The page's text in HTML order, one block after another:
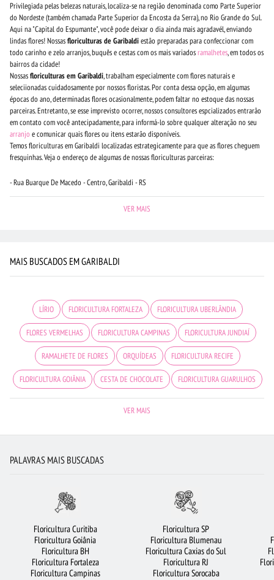
Privilegiada pelas belezas naturais, localiza-se na região denominada como Parte Superior
do Nordeste (também chamada Parte Superior da Encosta da Serra), no Rio Grande do Sul.
Aqui na "Capital do Espumante", você pode deixar o dia ainda mais agradavél, enviando
lindas flores! Nossasfloriculturas de Garibaldiestão preparadas para confeccionar com
todo carinho e zelo arranjos, buquês e cestas com os mais variadosramalhetes, em todos os
bairros da cidade!
Nossasfloriculturas em Garibaldi, trabalham especialmente com flores naturais e
seleciionadas cuidadosamente por nossos floristas. Por conta dessa opção, em algumas
épocas do ano, determinadas flores ocasionalmente, podem faltar no estoque das nossas
parceiras. Entretanto, se esse imprevisto ocorrer, nossos consultores espcializados entrarão
em contato com você antecipadamente, para informá-lo sobre qualquer alteração no seu
arranjo e comunicar quais flores ou itens estarão disponíveis.
Temos floriculturas em Garibaldi localizadas estrategicamente para que as flores cheguem
fresquinhas. Veja o endereço de algumas de nossas floriculturas parceiras:
- Rua Buarque De Macedo - Centro, Garibaldi - RS
VER MAIS
MAIS BUSCADOS EM GARIBALDI
LÍRIO FLORICULTURA FORTALEZA FLORICULTURA UBERLÂNDIA
FLORES VERMELHAS FLORICULTURA CAMPINAS FLORICULTURA JUNDIAÍ
RAMALHETE DE FLORES ORQUÍDEAS FLORICULTURA RECIFE
FLORICULTURA GOIÂNIA CESTA DE CHOCOLATE FLORICULTURA GUARULHOS
FLORICULTURA BELÉM FLORICULTURA SANTOS
FLORICULTURA RJ URSO DE PELÚCIA BUQUÊ DE ROSAS VERMELHAS
FLORES BRANCAS COROA DE FLORES
VER MAIS
PALAVRAS MAIS BUSCADAS
Floricultura Curitiba
Floricultura Goiânia
Floricultura BH
Floricultura Fortaleza
Floricultura Campinas
Floricultura SP
Floricultura Blumenau
Floricultura Caxias do Sul
Floricultura RJ
Floricultura Sorocaba